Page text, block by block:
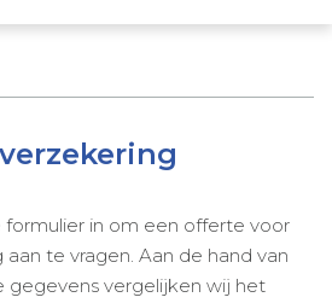
in om een offerte voor
te vragen. Aan de hand van
gegevens vergelijken wij het